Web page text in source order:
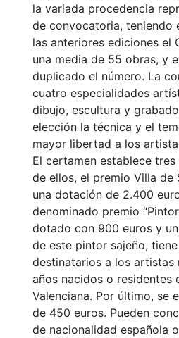
la variada procedencia
de convocatoria, teniendo
las anteriores ediciones el
una media de 55 obras, y
duplicado el número. La
cuatro especialidades
dibujo, escultura y
elección la técnica y el
mayor libertad a los
El certamen establece
de ellos, el premio Villa de
una dotación de 2.400
denominado premio
dotado con 900 euros y
de este pintor sajeño,
destinatarios a los artistas
años nacidos o residentes
Valenciana. Por último, se
de 450 euros. Pueden
de nacionalidad española